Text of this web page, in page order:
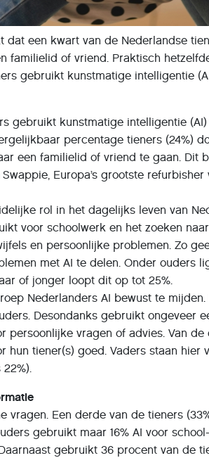
dat een kwart van de Nederlandse
familielid of vriend. Praktisch
gebruikt kunstmatige intelligentie
gebruikt kunstmatige intelligentie
percentage tieners (24%)
een familielid of vriend te gaan. Dit
Europa’s grootste refurbisher
rol in het dagelijks leven van
voor schoolwerk en het zoeken
en persoonlijke problemen. Zo
met AI te delen. Onder ouders
of jonger loopt dit op tot 25%.
Nederlanders AI bewust te
Desondanks gebruikt ongeveer
persoonlijke vragen of advies. Van
hun tiener(s) goed. Vaders staan hier
vragen. Een derde van de tieners
gebruikt maar 16% AI voor
gebruikt 36 procent van de